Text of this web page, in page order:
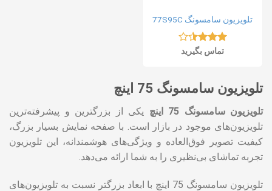
تلویزیون سامسونگ 77S95C
نمره
تماس بگیرید
تلویزیون سامسونگ 75 اینچ
تلویزیون سامسونگ 75 اینچ
یکی از بزرگترین و پیشرفته‌ترین
تلویزیون‌های موجود در بازار است. با صفحه نمایش بسیار بزرگ،
کیفیت تصویر فوق‌العاده و ویژگی‌های هوشمندانه، این تلویزیون
تجربه تماشای بی‌نظیری را به شما ارائه می‌دهد.
تلویزیون سامسونگ 75 اینچ با ابعاد بزرگتر نسبت به تلویزیون‌های